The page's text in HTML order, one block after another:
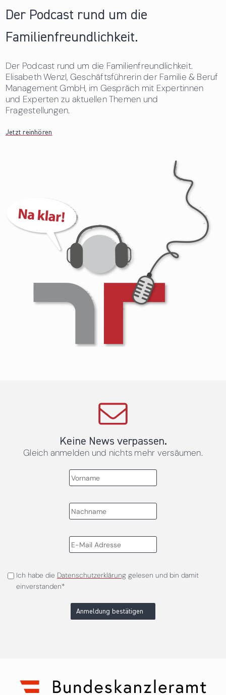
Der Podcast rund um die
Familienfreundlichkeit.
Der Podcast rund um die Familienfreundlichkeit.
Elisabeth Wenzl, Geschäftsführerin der Familie & Beruf
Management GmbH, im Gespräch mit Expertinnen
und Experten zu aktuellen Themen und
Fragestellungen.
Jetzt reinhören
Keine News verpassen.
Gleich anmelden und nichts mehr versäumen.
Ich habe die Datenschutzerklärunggelesen und bin damit
einverstanden*
Anmeldung bestätigen